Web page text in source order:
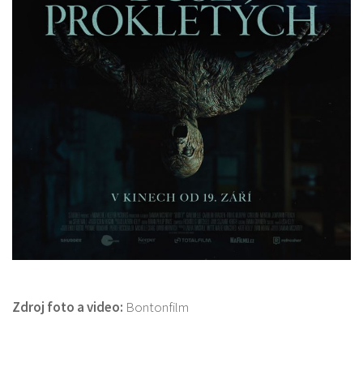
Zdroj foto a video: Bontonfilm